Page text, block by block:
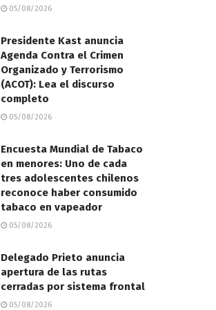
05/08/2026
Presidente Kast anuncia
Agenda Contra el Crimen
Organizado y Terrorismo
(ACOT): Lea el discurso
completo
05/08/2026
Encuesta Mundial de Tabaco
en menores: Uno de cada
tres adolescentes chilenos
reconoce haber consumido
tabaco en vapeador
05/08/2026
Delegado Prieto anuncia
apertura de las rutas
cerradas por sistema frontal
05/08/2026